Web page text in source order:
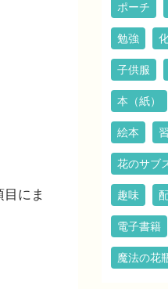
にま
ポーチ
勉強
子供服
本（紙）
絵本
花のサブ
趣味
電子書籍
魔法の花